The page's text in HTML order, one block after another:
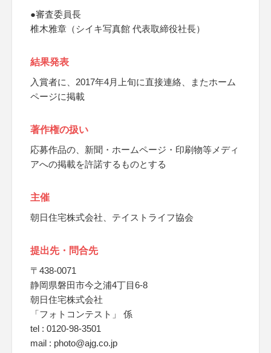
●審査委員長
椎木雅章（シイキ写真館 代表取締役社長）
結果発表
入賞者に、2017年4月上旬に直接連絡、またホーム
ページに掲載
著作権の扱い
応募作品の、新聞・ホームページ・印刷物等メディ
アへの掲載を許諾するものとする
主催
朝日住宅株式会社、テイストライフ協会
提出先・問合先
〒438-0071
静岡県磐田市今之浦4丁目6-8
朝日住宅株式会社
「フォトコンテスト」 係
tel : 0120-98-3501
mail : photo@ajg.co.jp